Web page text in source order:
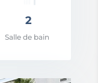
2
Salle de bain